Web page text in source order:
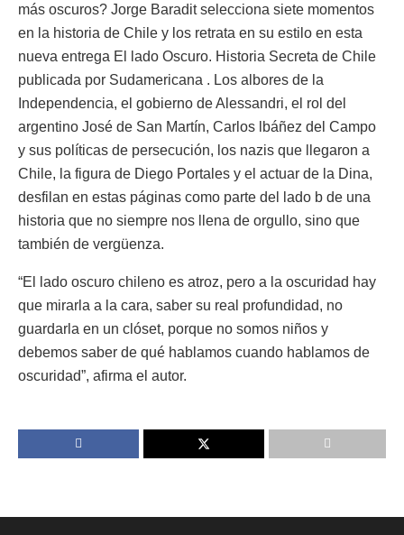
más oscuros? Jorge Baradit selecciona siete momentos
en la historia de Chile y los retrata en su estilo en esta
nueva entrega El lado Oscuro. Historia Secreta de Chile
publicada por Sudamericana . Los albores de la
Independencia, el gobierno de Alessandri, el rol del
argentino José de San Martín, Carlos lbáñez del Campo
y sus políticas de persecución, los nazis que llegaron a
Chile, la figura de Diego Portales y el actuar de la Dina,
desfilan en estas páginas como parte del lado b de una
historia que no siempre nos llena de orgullo, sino que
también de vergüenza.
“El lado oscuro chileno es atroz, pero a la oscuridad hay
que mirarla a la cara, saber su real profundidad, no
guardarla en un clóset, porque no somos niños y
debemos saber de qué hablamos cuando hablamos de
oscuridad”, afirma el autor.